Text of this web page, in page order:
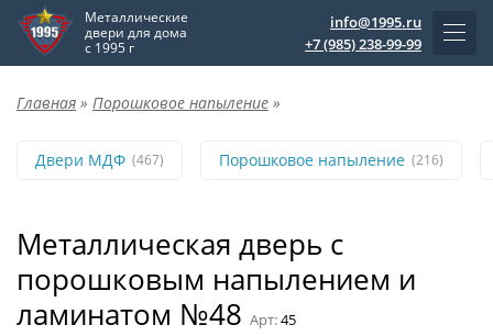
Металлические
двери для дома
с 1995 г
info@1995.ru
+7 (985) 238-99-99
Главная » Порошковое напыление »
Двери МДФ (467) Порошковое напыление (216)
Металлическая дверь с
порошковым напылением и
ламинатом №48 Арт:45